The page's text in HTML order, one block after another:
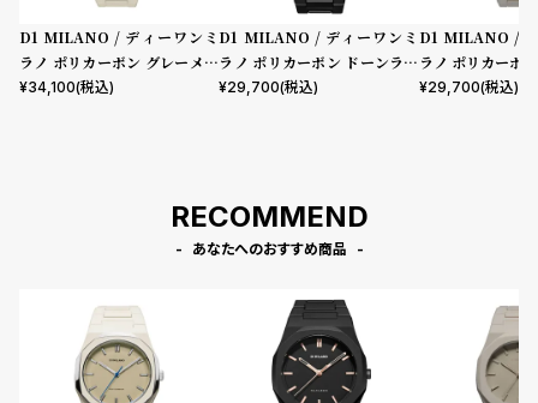
D1 MILANO / ディーワンミ
ラノ ポリカーボン グレーメッ
シュ
¥34,100(税込)
D1 MILANO / ディーワンミ
ラノ ポリカーボン ドーンライ
ト
¥29,700(税込)
D1 MILANO /
ラノ ポリカーボ
¥29,700(税込)
RECOMMEND
あなたへのおすすめ商品